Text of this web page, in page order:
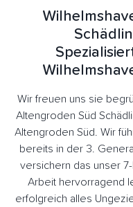
Wir freuen uns sie
Altengroden Süd
Altengroden Süd. Wir
bereits in der 3.
versichern das unser
Arbeit hervorragend
erfolgreich alles